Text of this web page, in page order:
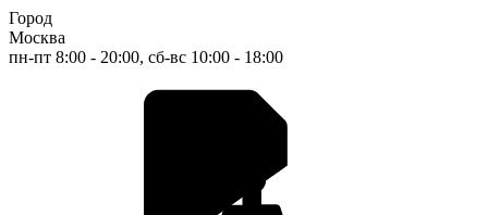
Город
Москва
пн-пт 8:00 - 20:00, сб-вс 10:00 - 18:00